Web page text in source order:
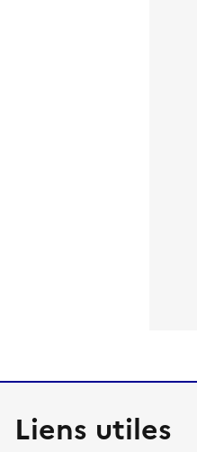
Liens utiles